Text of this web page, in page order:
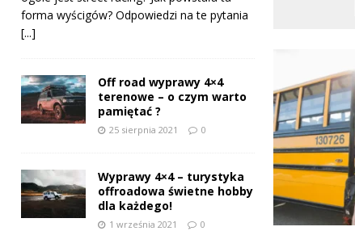
forma wyścigów? Odpowiedzi na te pytania
[...]
Off road wyprawy 4×4
terenowe – o czym warto
pamiętać ?
25 sierpnia 2021 0
Wyprawy 4×4 – turystyka
offroadowa świetne hobby
dla każdego!
1 września 2021 0